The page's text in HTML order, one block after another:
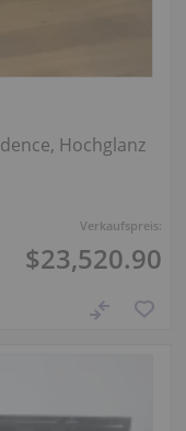
Verkaufspreis:
$23,520.90
Hochglanz